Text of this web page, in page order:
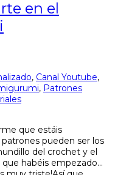
en el
, Canal Youtube,
, Patrones
que estáis
pueden ser los
del crochet y el
habéis empezado…